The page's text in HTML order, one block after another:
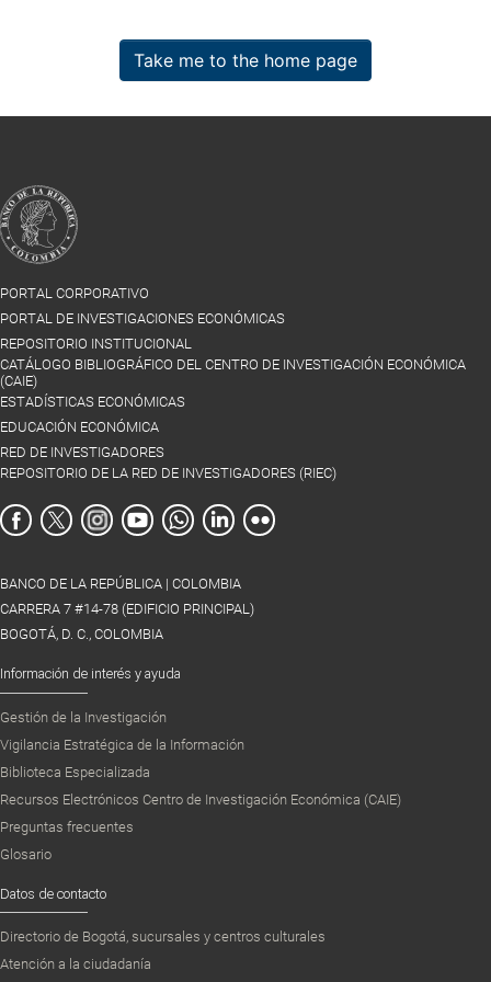
Take me to the home page
PORTAL CORPORATIVO
PORTAL DE INVESTIGACIONES ECONÓMICAS
REPOSITORIO INSTITUCIONAL
CATÁLOGO BIBLIOGRÁFICO DEL CENTRO DE INVESTIGACIÓN ECONÓMICA
(CAIE)
ESTADÍSTICAS ECONÓMICAS
EDUCACIÓN ECONÓMICA
RED DE INVESTIGADORES
REPOSITORIO DE LA RED DE INVESTIGADORES (RIEC)
BANCO DE LA REPÚBLICA | COLOMBIA
CARRERA 7 #14-78 (EDIFICIO PRINCIPAL)
BOGOTÁ, D. C., COLOMBIA
Información de interés y ayuda
Gestión de la Investigación
Vigilancia Estratégica de la Información
Biblioteca Especializada
Recursos Electrónicos Centro de Investigación Económica (CAIE)
Preguntas frecuentes
Glosario
Datos de contacto
Directorio de Bogotá, sucursales y centros culturales
Atención a la ciudadanía